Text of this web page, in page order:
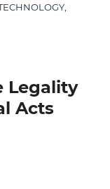
Legality
Acts